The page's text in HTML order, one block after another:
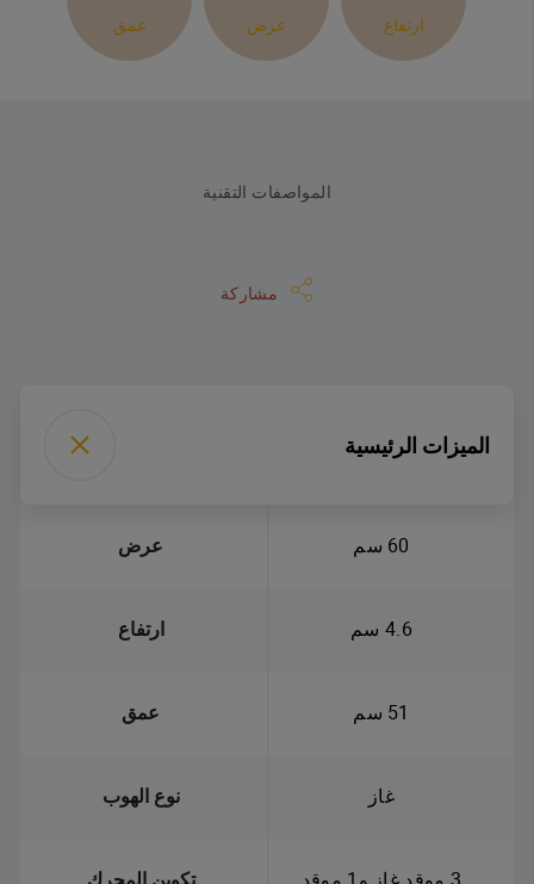
ارتفاع عرض عمق
المواصفات التقنية
مشاركة
الميزات الرئيسية
عرض 60 سم
ارتفاع 4.6 سم
عمق 51 سم
نوع الهوب غاز